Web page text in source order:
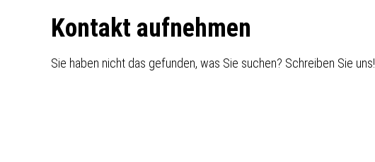
FooterKontakt aufnehmen
Sie haben nicht das gefunden, was Sie suchen? Schreiben Sie uns!